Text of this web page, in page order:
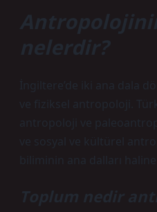
nelerdir?
İngiltere’de iki ana dala
ve fiziksel antropoloji.
antropoloji ve
ve sosyal ve kültürel
biliminin ana dalları haline
Toplum nedir